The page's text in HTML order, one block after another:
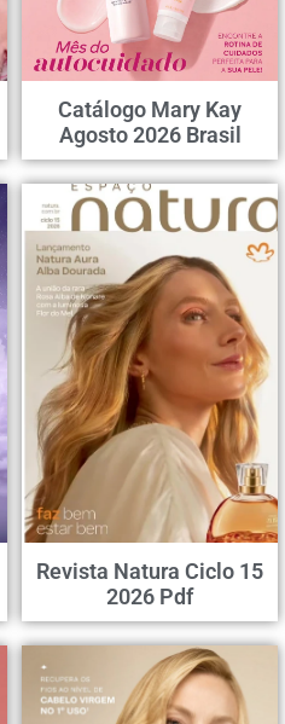
Catálogo Mary Kay
Agosto 2026 Brasil
Revista Natura Ciclo 15
2026 Pdf